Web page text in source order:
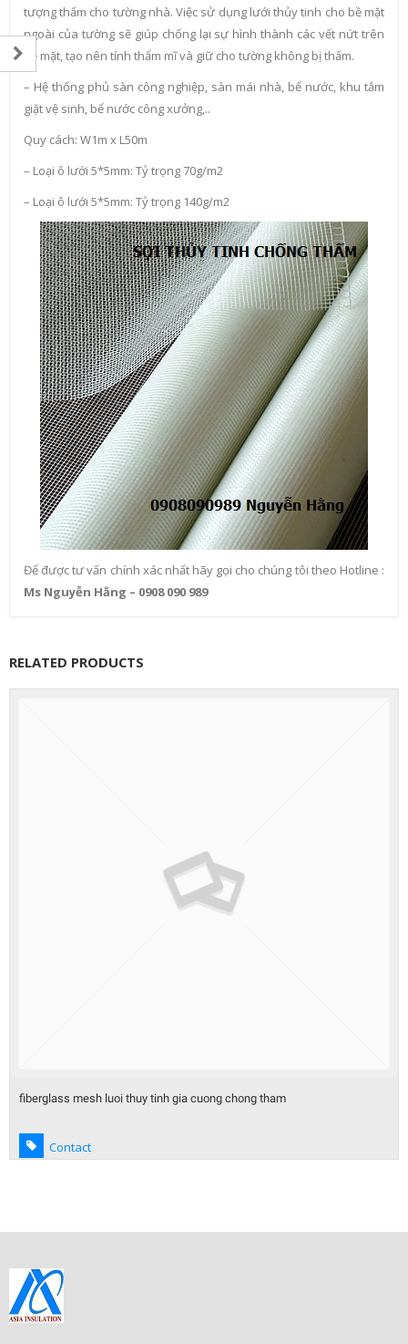
tượng thấm cho tường nhà. Việc sử dụng lưới thủy tinh cho bề mặt
ngoài của tường sẽ giúp chống lại sự hình thành các vết nứt trên
bề mặt, tạo nên tính thẩm mĩ và giữ cho tường không bị thấm.
– Hệ thống phủ sàn công nghiệp, sàn mái nhà, bể nước, khu tắm
giặt vệ sinh, bể nước công xưởng,..
Quy cách: W1m x L50m
– Loại ô lưới 5*5mm: Tỷ trọng 70g/m2
– Loại ô lưới 5*5mm: Tỷ trọng 140g/m2
Để được tư vấn chính xác nhất hãy gọi cho chúng tôi theo Hotline :
Ms Nguyễn Hằng – 0908 090 989
RELATED PRODUCTS
fiberglass mesh luoi thuy tinh gia cuong chong tham
Contact